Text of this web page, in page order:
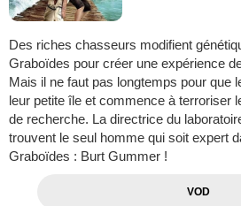
Des riches chasseurs modifient
Graboïdes pour créer une expérience
Mais il ne faut pas longtemps pour que
leur petite île et commence à terroriser
de recherche. La directrice du
trouvent le seul homme qui soit expert
Graboïdes : Burt Gummer !
VOD